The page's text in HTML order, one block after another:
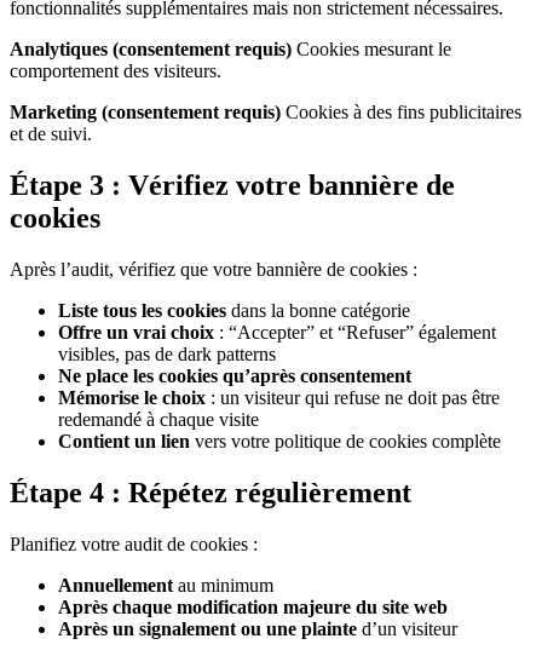
fonctionnalités supplémentaires mais non strictement nécessaires.
Analytiques (consentement requis) Cookies mesurant le
comportement des visiteurs.
Marketing (consentement requis) Cookies à des fins publicitaires
et de suivi.
Étape 3 : Vérifiez votre bannière de
cookies
Après l’audit, vérifiez que votre bannière de cookies :
Liste tous les cookies dans la bonne catégorie
Offre un vrai choix : “Accepter” et “Refuser” également
visibles, pas de dark patterns
Ne place les cookies qu’après consentement
Mémorise le choix : un visiteur qui refuse ne doit pas être
redemandé à chaque visite
Contient un lien vers votre politique de cookies complète
Étape 4 : Répétez régulièrement
Planifiez votre audit de cookies :
Annuellement au minimum
Après chaque modification majeure du site web
Après un signalement ou une plainte d’un visiteur